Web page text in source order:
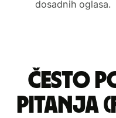
dosadnih oglasa.
Često
pitanja